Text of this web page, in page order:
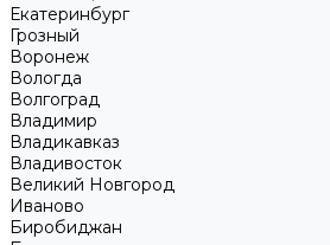
Екатеринбург
Грозный
Воронеж
Вологда
Волгоград
Владимир
Владикавказ
Владивосток
Великий Новгород
Иваново
Биробиджан